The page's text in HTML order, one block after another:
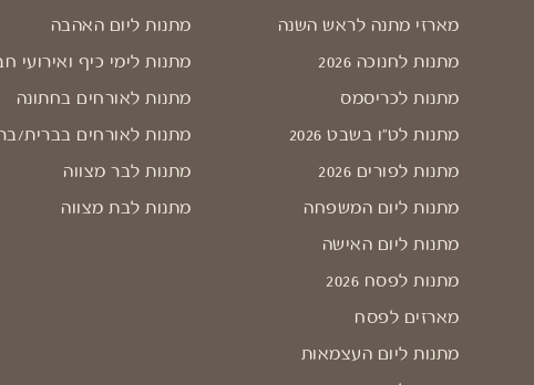
מארזי מתנה לראש השנה
מתנות לחנוכה 2026
מתנות לכריסמס
מתנות לט"ו בשבט 2026
מתנות לפורים 2026
מתנות ליום המשפחה
מתנות ליום האישה
מתנות לפסח 2026
מארזים לפסח
מתנות ליום העצמאות
מתנות ליום האהבה
מתנות לימי כיף ואירועי
מתנות לאורחים בחתונה
מתנות לאורחים בברית/
מתנות לבר מצווה
מתנות לבת מצווה